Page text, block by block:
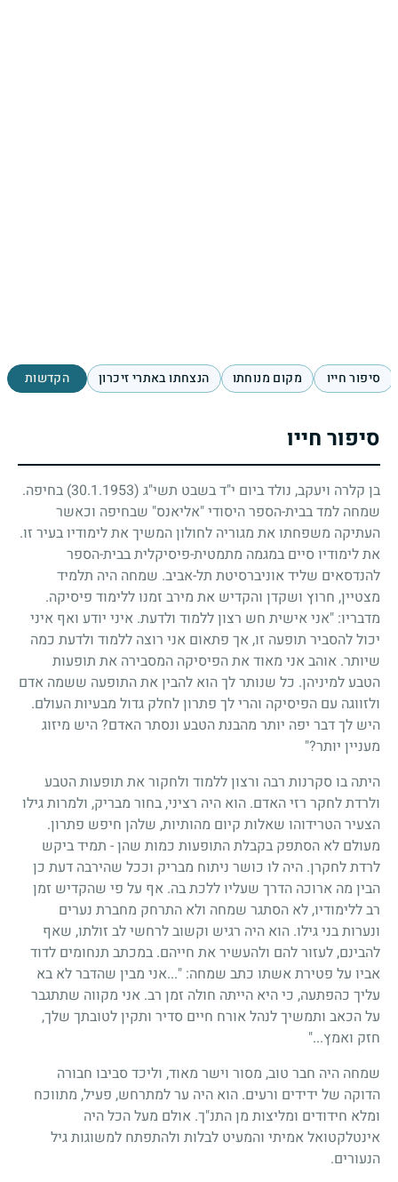
סיפור חייו מקום מנוחתו הנצחתו באתרי זיכרון הקדשות
סיפור חייו
בן קלרה ויעקב, נולד ביום י"ד בשבט תשי"ג (30.1.1953)
בחיפה.
שמחה למד בבית-הספר היסודי "אליאנס" שבחיפה וכאשר
העתיקה משפחתו את מגוריה לחולון המשיך את לימודיו בעיר זו.
את לימודיו סיים במגמה מתמטית-פיסיקלית בבית-הספר
להנדסאים שליד אוניברסיטת תל-אביב. שמחה היה תלמיד
מצטיין, חרוץ ושקדן והקדיש את מירב זמנו ללימוד פיסיקה.
מדבריו: "אני אישית חש רצון ללמוד ולדעת. איני יודע ואף איני
יכול להסביר תופעה זו, אך פתאום אני רוצה ללמוד ולדעת כמה
שיותר. אוהב אני מאוד את הפיסיקה המסבירה את תופעות
הטבע למיניהן. כל שנותר לך הוא להבין את התופעה ששמה אדם
ולזווגה עם הפיסיקה והרי לך פתרון לחלק גדול מבעיות העולם.
היש לך דבר יפה יותר מהבנת הטבע ונסתר האדם? היש מיזוג
מעניין יותר?"
היתה בו סקרנות רבה ורצון ללמוד ולחקור את תופעות הטבע
ולרדת לחקר רזי האדם. הוא היה רציני, בחור מבריק, ולמרות גילו
הצעיר הטרידוהו שאלות קיום מהותיות, שלהן חיפש פתרון.
מעולם לא הסתפק בקבלת התופעות כמות שהן - תמיד ביקש
לרדת לחקרן. היה לו כושר ניתוח מבריק וככל שהירבה דעת כן
הבין מה ארוכה הדרך שעליו ללכת בה. אף על פי שהקדיש זמן
רב ללימודיו, לא הסתגר שמחה ולא התרחק מחברת נערים
ונערות בני גילו. הוא היה רגיש וקשוב לרחשי לב זולתו, שאף
להבינם, לעזור להם ולהעשיר את חייהם. במכתב תנחומים לדוד
אביו על פטירת אשתו כתב שמחה: "...אני מבין שהדבר לא בא
עליך כהפתעה, כי היא הייתה חולה זמן רב. אני מקווה שתתגבר
על הכאב ותמשיך לנהל אורח חיים סדיר ותקין לטובתך שלך,
חזק ואמץ..."
שמחה היה חבר טוב, מסור וישר מאוד, וליכד סביבו חבורה
הדוקה של ידידים ורעים. הוא היה ער למתרחש, פעיל, מתווכח
ומלא חידודים ומליצות מן התנ"ך. אולם מעל הכל היה
אינטלקטואל אמיתי והמעיט לבלות ולהתפתח למשוגות גיל
הנעורים.